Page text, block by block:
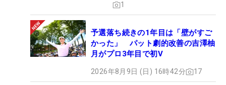
千怜「みんなに『すごく仲がいいね～』って言われ
るんですけど、自分たちではそこまで仲がいいとい
う感覚はなくて。ただ、ぶつかることがあまりな
い。口げんかはちょっとだけするけど、タイプが違
うからこそ、マッチするのかな」
1
予選落ち続きの1年目は「壁がすご
かった」 パット劇的改善の吉澤柚
月がプロ3年目で初V
2026年8月9日 (日) 16時42分 17